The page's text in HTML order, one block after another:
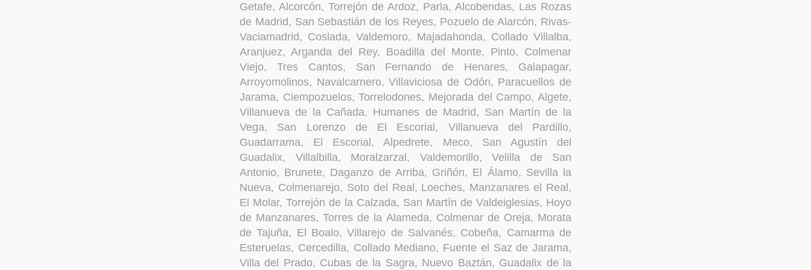
Getafe, Alcorcón, Torrejón de Ardoz, Parla, Alcobendas, Las Rozas
de Madrid, San Sebastián de los Reyes, Pozuelo de Alarcón, Rivas-
Vaciamadrid, Coslada, Valdemoro, Majadahonda, Collado Villalba,
Aranjuez, Arganda del Rey, Boadilla del Monte, Pinto, Colmenar
Viejo, Tres Cantos, San Fernando de Henares, Galapagar,
Arroyomolinos, Navalcarnero, Villaviciosa de Odón, Paracuellos de
Jarama, Ciempozuelos, Torrelodones, Mejorada del Campo, Algete,
Villanueva de la Cañada, Humanes de Madrid, San Martín de la
Vega, San Lorenzo de El Escorial, Villanueva del Pardillo,
Guadarrama, El Escorial, Alpedrete, Meco, San Agustín del
Guadalix, Villalbilla, Moralzarzal, Valdemorillo, Velilla de San
Antonio, Brunete, Daganzo de Arriba, Griñón, El Álamo, Sevilla la
Nueva, Colmenarejo, Soto del Real, Loeches, Manzanares el Real,
El Molar, Torrejón de la Calzada, San Martín de Valdeiglesias, Hoyo
de Manzanares, Torres de la Alameda, Colmenar de Oreja, Morata
de Tajuña, El Boalo, Villarejo de Salvanés, Cobeña, Camarma de
Esteruelas, Cercedilla, Collado Mediano, Fuente el Saz de Jarama,
Villa del Prado, Cubas de la Sagra, Nuevo Baztán, Guadalix de la